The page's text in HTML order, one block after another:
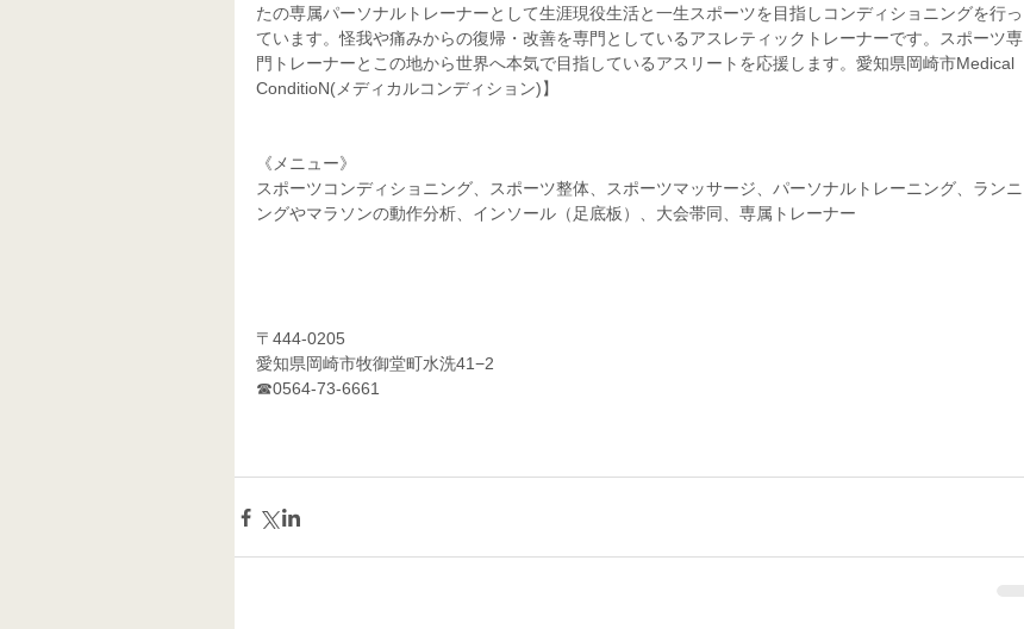
たの専属パーソナルトレーナーとして生涯現役生活と一生スポーツを目指しコンディショニングを行っ
ています。怪我や痛みからの復帰・改善を専門としているアスレティックトレーナーです。スポーツ専
門トレーナーとこの地から世界へ本気で目指しているアスリートを応援します。愛知県岡崎市Medical
ConditioN(メディカルコンディション)】
《メニュー》
スポーツコンディショニング、スポーツ整体、スポーツマッサージ、パーソナルトレーニング、ランニ
ングやマラソンの動作分析、インソール（足底板）、大会帯同、専属トレーナー
〒444-0205
愛知県岡崎市牧御堂町水洗41−2
☎0564-73-6661